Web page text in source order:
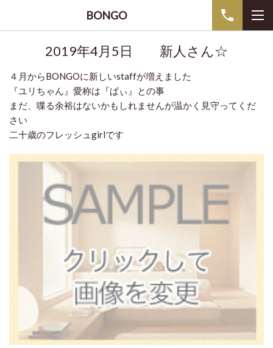
BONGO
2019年4月5日 新人さん☆
４月からBONGOに新しいstaffが増えました
『ユリちゃん』愛称は『ぱぃ』との事
まだ、喋る余裕はないかもしれませんが温かく見守ってくだ
さい
二十歳のフレッシュgirlです